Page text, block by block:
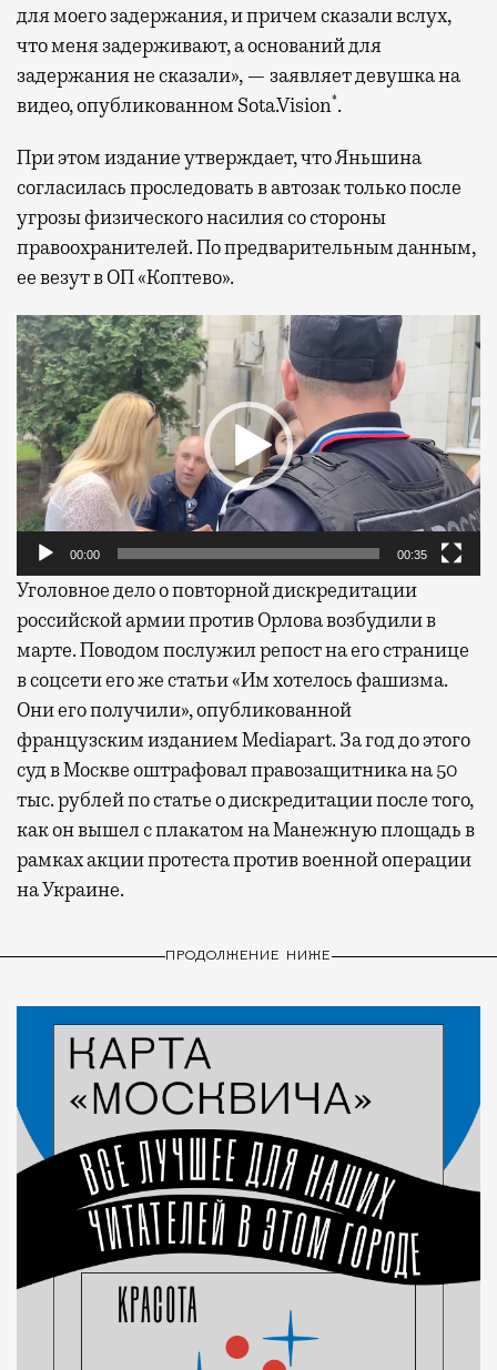
для моего задержания, и причем сказали вслух,
что меня задерживают, а оснований для
задержания не сказали», — заявляет девушка на
видео, опубликованном Sota.Vision*.
При этом издание утверждает, что Яньшина
согласилась проследовать в автозак только после
угрозы физического насилия со стороны
правоохранителей. По предварительным данным,
ее везут в ОП «Коптево».
Видеоплеер
00:00 00:35
Уголовное дело о повторной дискредитации
российской армии против Орлова возбудили в
марте. Поводом послужил репост на его странице
в соцсети его же статьи «Им хотелось фашизма.
Они его получили», опубликованной
французским изданием Mediapart. За год до этого
суд в Москве оштрафовал правозащитника на 50
тыс. рублей по статье о дискредитации после того,
как он вышел с плакатом на Манежную площадь в
рамках акции протеста против военной операции
на Украине.
ПРОДОЛЖЕНИЕ НИЖЕ